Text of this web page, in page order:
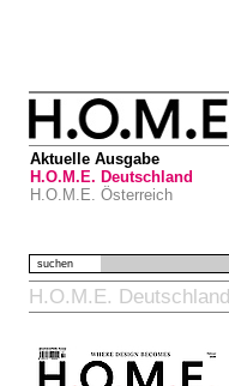
Aktuelle Ausgabe
H.O.M.E. Deutschland
H.O.M.E. Österreich
suchen
H.O.M.E. Deutschland